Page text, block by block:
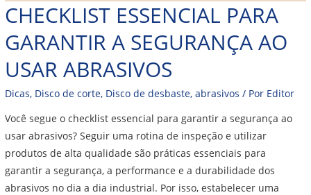
CHECKLIST ESSENCIAL PARA
GARANTIR A SEGURANÇA AO
USAR ABRASIVOS
Dicas, Disco de corte, Disco de desbaste,abrasivos / Por Editor
Você segue o checklist essencial para garantir a segurança ao
usar abrasivos? Seguir uma rotina de inspeção e utilizar
produtos de alta qualidade são práticas essenciais para
garantir a segurança, a performance e a durabilidade dos
abrasivos no dia a dia industrial. Por isso, estabelecer uma